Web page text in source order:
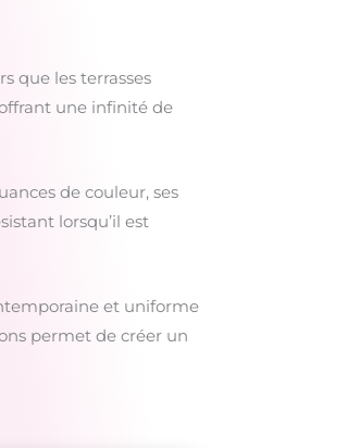
que les terrasses
une infinité de
de couleur, ses
lorsqu’il est
et uniforme
permet de créer un